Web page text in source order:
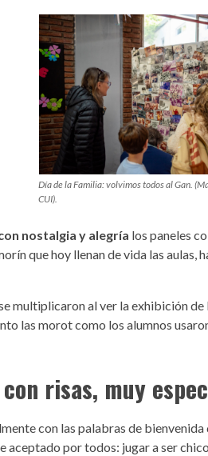
Día de la Familia: volvimos todos al Gan.
CUI).
nostalgia y alegría los paneles
que hoy llenan de vida las aulas,
multiplicaron al ver la exhibición
las morot como los alumnos
risas, muy
con las palabras de
aceptado por todos: jugar a ser